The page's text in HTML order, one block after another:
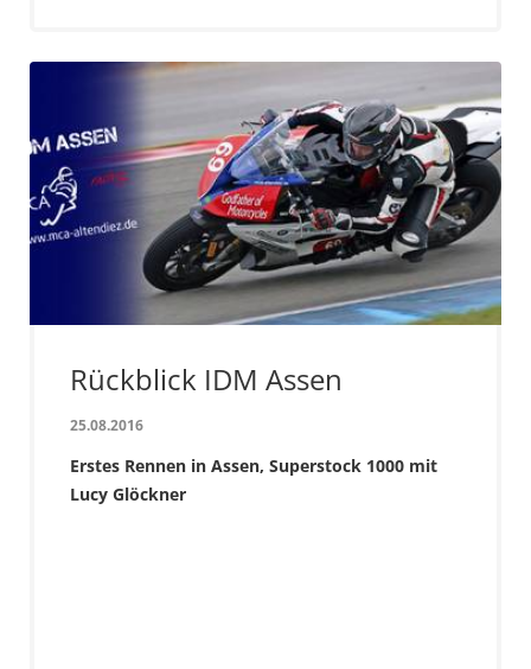
Rückblick IDM Assen
25.08.2016
Erstes Rennen in Assen, Superstock 1000 mit
Lucy Glöckner